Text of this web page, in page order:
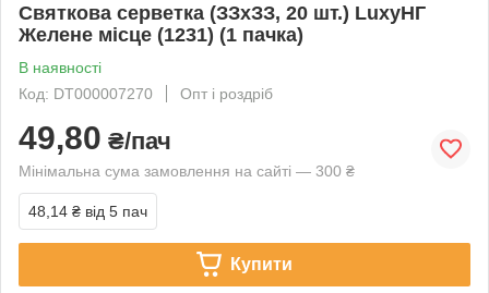
Святкова серветка (ЗЗхЗЗ, 20 шт.) LuxyНГ
Желене місце (1231) (1 пачка)
В наявності
Код: DT000007270
Опт і роздріб
49,80 ₴/пач
Мінімальна сума замовлення на сайті — 300 ₴
48,14 ₴ від 5 пач
Купити